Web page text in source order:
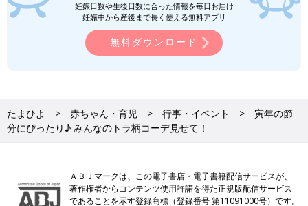
妊娠日数や生後日数に合った情報を毎日お届け
妊娠中から産後まで長く使える無料アプリ
無料ダウンロード
たまひよ 赤ちゃん・育児 行事・イベント
寅年の節
分にぴったり♪ みんなのトラ柄コーデ見せて！
ＡＢＪマークは、この電子書店・電子書籍配信サービスが、
著作権者からコンテンツ使用許諾を得た正規版配信サービス
であることを示す登録商標（登録番号 第11091000号）です。